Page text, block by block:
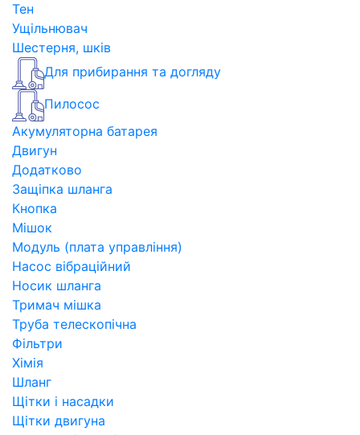
Тен
Ущільнювач
Шестерня, шків
Для прибирання та догляду
Пилосос
Акумуляторна батарея
Двигун
Додатково
Защіпка шланга
Кнопка
Мішок
Модуль (плата управління)
Насос вібраційний
Носик шланга
Тримач мішка
Труба телескопічна
Фільтри
Хімія
Шланг
Щітки і насадки
Щітки двигуна